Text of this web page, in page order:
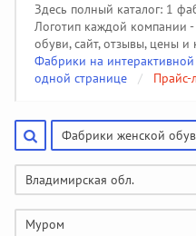
Здесь полный каталог: 1
Логотип каждой компании -
обуви, сайт, отзывы, цены и
Фабрики на интерактивной
одной странице
/ Прайс-
Фабрики женской
Владимирская обл.
Муром